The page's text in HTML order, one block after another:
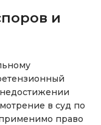
и
в суд по
право